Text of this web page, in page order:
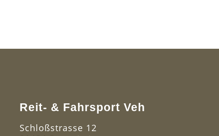
Reit- & Fahrsport Veh
Schloßstrasse 12